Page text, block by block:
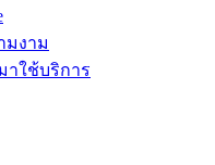
มงาม
าใช้บริการ